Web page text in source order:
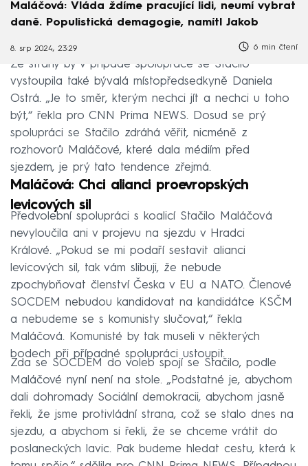
Maláčová: Vláda ždíme pracující lidi, neumí vybrat
daně. Populistická demagogie, namítl Jakob
8. srp 2024, 23:29 6 min čtení
Ze strany by v případě spolupráce se Stačilo
vystoupila také bývalá místopředsedkyně Daniela
Ostrá. „Je to směr, kterým nechci jít a nechci u toho
být,“ řekla pro CNN Prima NEWS. Dosud se prý
spolupráci se Stačilo zdráhá věřit, nicméně z
rozhovorů Maláčové, které dala médiím před
sjezdem, je prý tato tendence zřejmá.
Maláčová: Chci alianci proevropských
levicových sil
Předvolební spolupráci s koalicí Stačilo Maláčová
nevyloučila ani v projevu na sjezdu v Hradci
Králové. „Pokud se mi podaří sestavit alianci
levicových sil, tak vám slibuji, že nebude
zpochybňovat členství Česka v EU a NATO. Členové
SOCDEM nebudou kandidovat na kandidátce KSČM
a nebudeme se s komunisty slučovat,“ řekla
Maláčová. Komunisté by tak museli v některých
bodech při případné spolupráci ustoupit.
Zda se SOCDEM do voleb spojí se Stačilo, podle
Maláčové nyní není na stole. „Podstatné je, abychom
dali dohromady Sociální demokracii, abychom jasně
řekli, že jsme protivládní strana, což se stalo dnes na
sjezdu, a abychom si řekli, že se chceme vrátit do
poslaneckých lavic. Pak budeme hledat cestu, která k